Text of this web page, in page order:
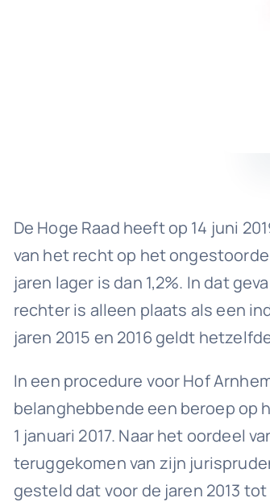
De Hoge Raad heeft op 14 juni
van het recht op het
jaren lager is dan 1,2%. In dat
rechter is alleen plaats als een
jaren 2015 en 2016 geldt
In een procedure voor Hof
belanghebbende een beroep op
1 januari 2017. Naar het oordeel
teruggekomen van zijn
gesteld dat voor de jaren 2013